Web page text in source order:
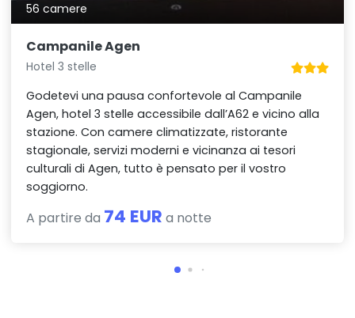
56 camere
Campanile Agen
Hotel 3 stelle
Godetevi una pausa confortevole al Campanile
Agen, hotel 3 stelle accessibile dall’A62 e vicino alla
stazione. Con camere climatizzate, ristorante
stagionale, servizi moderni e vicinanza ai tesori
culturali di Agen, tutto è pensato per il vostro
soggiorno.
A partire da 74 EUR a notte